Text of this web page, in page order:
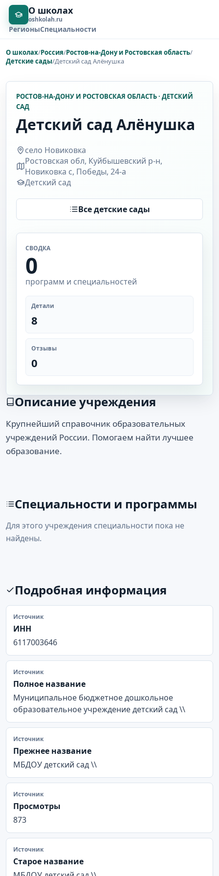
О школах
oshkolah.ru
РегионыСпециальности
О школах/Россия/Ростов-на-Дону и Ростовская область/
Детские сады/Детский сад Aлёнушка
РОСТОВ-НА-ДОНУ И РОСТОВСКАЯ ОБЛАСТЬ · ДЕТСКИЙ
САД
Детский сад Aлёнушка
село Новиковка
Ростовская обл, Куйбышевский р-н,
Новиковка с, Победы, 24-а
Детский сад
Все детские сады
СВОДКА
0
программ и специальностей
Детали
8
Отзывы
0
Описание учреждения
Крупнейший справочник образовательных
учреждений России. Помогаем найти лучшее
образование.
Специальности и программы
Для этого учреждения специальности пока не
найдены.
Подробная информация
Источник
ИНН
6117003646
Источник
Полное название
Муниципальное бюджетное дошкольное
образовательное учреждение детский сад \\
Источник
Прежнее название
МБДОУ детский сад \\
Источник
Просмотры
873
Источник
Старое название